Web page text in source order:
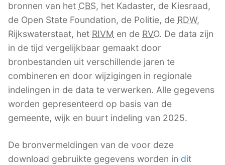
bronnen van het CBS, het Kadaster, de Kiesraad,
de Open State Foundation, de Politie, de RDW,
Rijkswaterstaat, het RIVM en de RVO. De data zijn
in de tijd vergelijkbaar gemaakt door
bronbestanden uit verschillende jaren te
combineren en door wijzigingen in regionale
indelingen in de data te verwerken. Alle gegevens
worden gepresenteerd op basis van de
gemeente, wijk en buurt indeling van 2025.
De bronvermeldingen van de voor deze
download gebruikte gegevens worden in dit